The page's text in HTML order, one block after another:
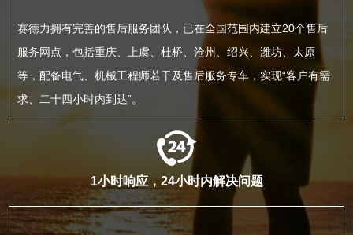
赛德力拥有完善的售后服务团队，已在全国范围内建立20个售后
服务网点，包括重庆、上虞、杜桥、沧州、绍兴、潍坊、太原
等，配备电气、机械工程师若干及售后服务专车，实现“客户有需
求、二十四小时内到达”。
1小时响应，24小时内解决问题